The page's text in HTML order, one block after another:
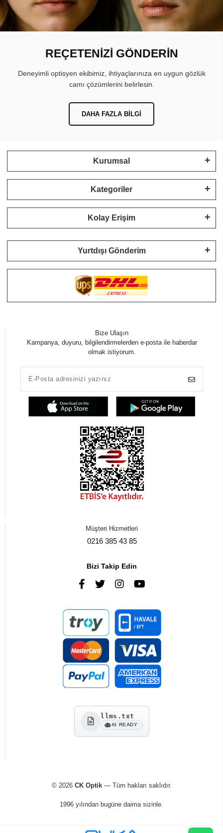
REÇETENİZİ GÖNDERİN
Deneyimli optisyen ekibimiz, ihtiyaçlarınıza en uygun gözlük
camı çözümlerini belirlesin.
DAHA FAZLA BILGI
Kurumsal
Kategoriler
Kolay Erişim
Yurtdışı Gönderim
Bize Ulaşın
Kampanya, duyuru, bilgilendirmelerden e-posta ile haberdar
olmak istiyorum.
Müşteri Hizmetleri
0216 385 43 85
Bizi Takip Edin
llms.txt
AI READY
© 2026 CK Optik— Tüm hakları saklıdır.
1996 yılından bugüne daima sizinle.